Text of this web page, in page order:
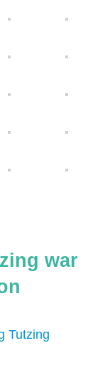
war
Tutzing